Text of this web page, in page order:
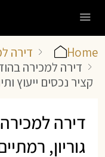
Home
דירה
דירה למכירה
קציר נכסים ייעוץ
דירה
גוריון,